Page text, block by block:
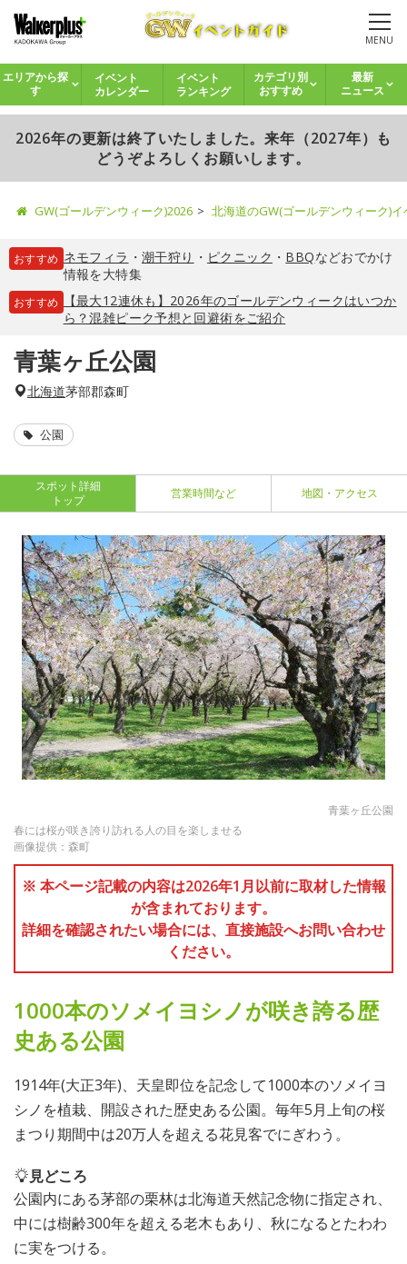
MENU
エリアから探
す
イベント
カレンダー
イベント
ランキング
カテゴリ別
おすすめ
最新
ニュース
2026年の更新は終了いたしました。来年（2027年）も
どうぞよろしくお願いします。
GW(ゴールデンウィーク)2026 北海道のGW(ゴールデンウィーク)
おすすめ ネモフィラ ・ 潮干狩り ・ ピクニック ・ BBQなどおでかけ
情報を大特集
おすすめ
【最大12連休も】2026年のゴールデンウィークはいつか
ら？混雑ピーク予想と回避術をご紹介
青葉ヶ丘公園
北海道茅部郡森町
公園
スポット詳細
トップ
営業時間など 地図・アクセス
青葉ヶ丘公園
春には桜が咲き誇り訪れる人の目を楽しませる
画像提供：森町
※ 本ページ記載の内容は2026年1月以前に取材した情報
が含まれております。
詳細を確認されたい場合には、直接施設へお問い合わせ
ください。
1000本のソメイヨシノが咲き誇る歴
史ある公園
1914年(大正3年)、天皇即位を記念して1000本のソメイヨ
シノを植栽、開設された歴史ある公園。毎年5月上旬の桜
まつり期間中は20万人を超える花見客でにぎわう。
見どころ
公園内にある茅部の栗林は北海道天然記念物に指定され、
中には樹齢300年を超える老木もあり、秋になるとたわわ
に実をつける。